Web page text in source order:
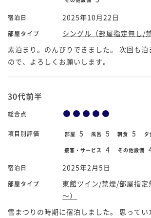
宿泊日 2025年10月22日
部屋タイプ
シングル（部屋指定無し/
素泊まり。のんびりできました。 次回も泊
ので、よろしくお願いします。
30代前半
総合点
項目別評価 部屋 5 風呂 5 朝食 5 夕
接客・サービス 4 その他設備
宿泊日 2025年2月5日
部屋タイプ
東館ツイン/禁煙/部屋指定
～）
雪まつりの時期に宿泊しました。 思ってい